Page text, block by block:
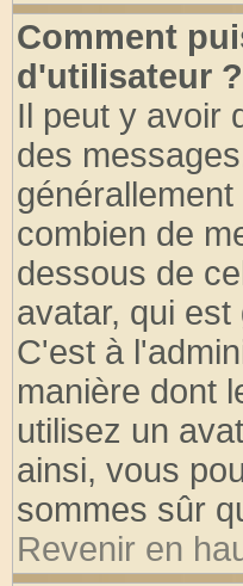
Comment
d'utilisateur ?
Il peut y avoir
des
combien de
dessous de
avatar, qui
C'est à
manière dont
utilisez un
ainsi, vous
sommes sûr
Revenir en